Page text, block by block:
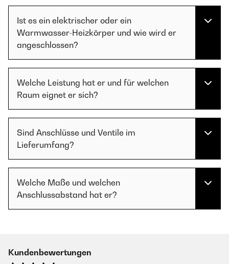
Ist es ein elektrischer oder ein
Warmwasser-Heizkörper und wie wird er
angeschlossen?
Welche Leistung hat er und für welchen
Raum eignet er sich?
Sind Anschlüsse und Ventile im
Lieferumfang?
Welche Maße und welchen
Anschlussabstand hat er?
Kundenbewertungen